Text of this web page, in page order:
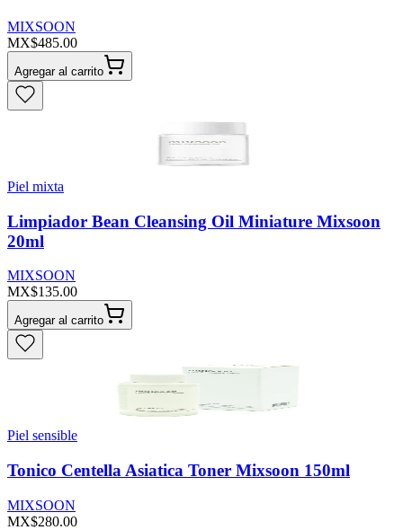
MIXSOON
MX$485.00
Agregar al carrito
Piel mixta
Limpiador Bean Cleansing Oil Miniature Mixsoon
20ml
MIXSOON
MX$135.00
Agregar al carrito
Piel sensible
Tonico Centella Asiatica Toner Mixsoon 150ml
MIXSOON
MX$280.00